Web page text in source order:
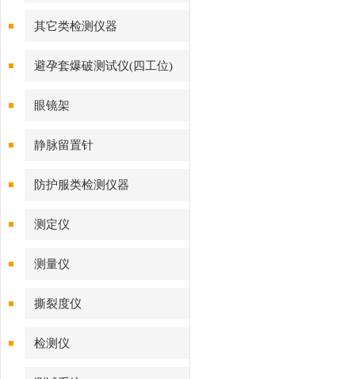
其它类检测仪器
避孕套爆破测试仪(四工位)
眼镜架
静脉留置针
防护服类检测仪器
测定仪
测量仪
撕裂度仪
检测仪